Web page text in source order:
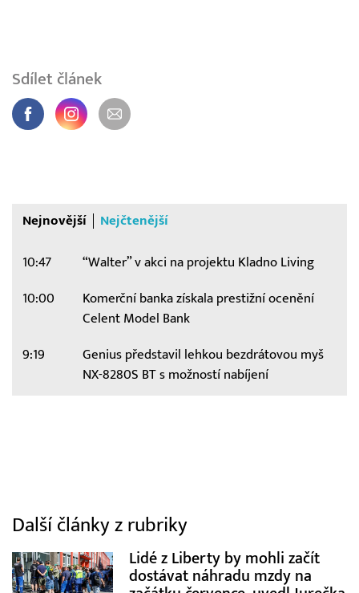
Sdílet článek
Nejnovější Nejčtenější
10:47 “Walter” v akci na projektu Kladno Living
10:00
Komerční banka získala prestižní ocenění
Celent Model Bank
9:19
Genius představil lehkou bezdrátovou myš
NX-8280S BT s možností nabíjení
Další články z rubriky
Lidé z Liberty by mohli začít
dostávat náhradu mzdy na